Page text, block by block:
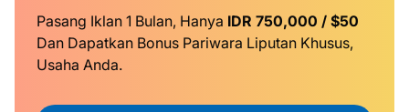
Pasang Iklan 1 Bulan, Hanya IDR 750,000 / $50
Dan Dapatkan Bonus Pariwara Liputan Khusus,
Usaha Anda.